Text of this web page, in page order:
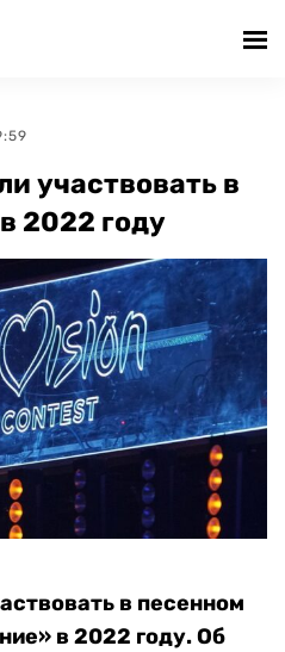
участвовать в
2022 году
в песенном
в 2022 году. Об